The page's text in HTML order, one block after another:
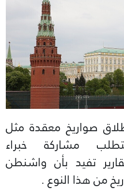
صواريخ معقدة مثل
مشاركة خبراء
تفيد بأن واشنطن
من هذا النوع .